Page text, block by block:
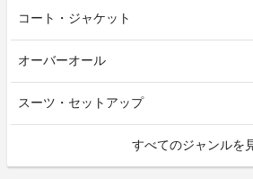
コート・ジャケット
オーバーオール
スーツ・セットアップ
すべてのジャンルを